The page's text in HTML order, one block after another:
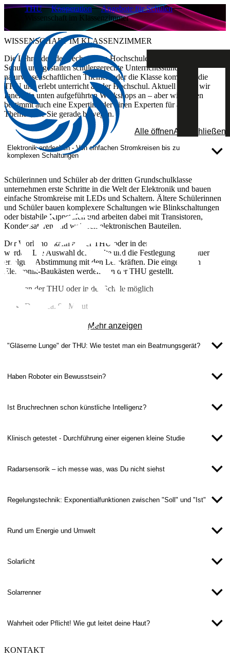
THU Kooperation
Angebote für Schulen
Wissenschaft im Klassenzimmer
WISSENSCHAFT IM KLASSENZIMMER
Die Lehrenden der Technischen Hochschule Ulm kommen an Ihre
Schule und gestalten schülergerechte Unterrichtsstunden zu
naturwissenschaftlichen Themen oder die Klasse kommt an die
THU und erlebt unterricht an der Hochschul. Aktuell bieten wir
Ihnen die unten aufgeführten Workshops an – aber wir finden
bestimmt auch eine Expertin oder einen Experten für andere
Themen, die Sie gerade bewegen.
Alle öffnenAlle schließen
Elektronik entdecken - Von einfachen Stromkreisen bis zu
komplexen Schaltungen
Schülerinnen und Schüler ab der dritten Grundschulklasse
unternehmen erste Schritte in die Welt der Elektronik und bauen
einfache Stromkreise mit LEDs und Schaltern. Ältere Schülerinnen
und Schüler bauen komplexere Schaltungen wie Blinkschaltungen
oder bistabile Kippstufen und arbeiten dabei mit Transistoren,
Kondensatoren und weiteren elektronischen Bauteilen.
Der Workshop kann an der THU oder in der Schule durchgeführt
werden. Die Auswahl der Inhalte und die Festlegung der Dauer
erfolgt in Abstimmung mit den Lehrkräften. Die eingesetzten
Elektronik-Baukästen werden von der THU gestellt.
an der THU oder in der Schule möglich
Dauer ca. 90 Minuten
max. eine Klasse (30 Schüler*innen)
Mehr anzeigen
"Gläserne Lunge" der THU: Wie testet man ein Beatmungsgerät?
Haben Roboter ein Bewusstsein?
Ist Bruchrechnen schon künstliche Intelligenz?
Klinisch getestet - Durchführung einer eigenen kleine Studie
Radarsensorik – ich messe was, was Du nicht siehst
Regelungstechnik: Exponentialfunktionen zwischen "Soll" und "Ist"
Rund um Energie und Umwelt
Solarlicht
Solarrenner
Wahrheit oder Pflicht! Wie gut leitet deine Haut?
KONTAKT